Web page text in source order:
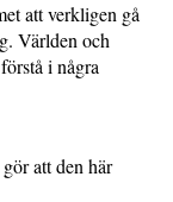
att verkligen gå
Världen och
i några
att den här